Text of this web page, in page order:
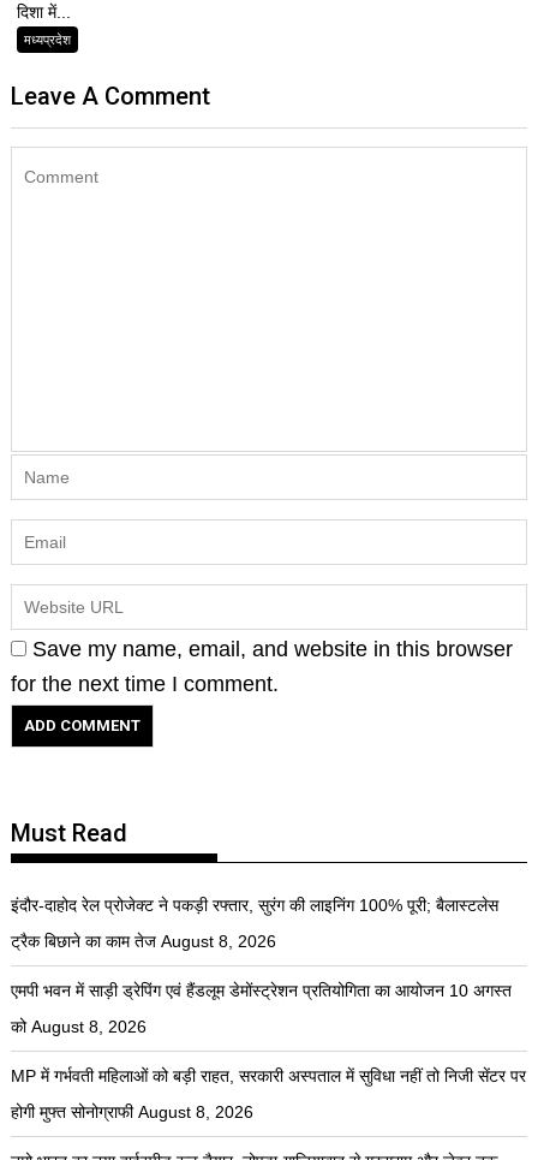
दिशा में...
मध्यप्रदेश
Leave A Comment
Save my name, email, and website in this browser
for the next time I comment.
Must Read
इंदौर-दाहोद रेल प्रोजेक्ट ने पकड़ी रफ्तार, सुरंग की लाइनिंग 100% पूरी; बैलास्टलेस
ट्रैक बिछाने का काम तेज August 8, 2026
एमपी भवन में साड़ी ड्रेपिंग एवं हैंडलूम डेमोंस्ट्रेशन प्रतियोगिता का आयोजन 10 अगस्त
को August 8, 2026
MP में गर्भवती महिलाओं को बड़ी राहत, सरकारी अस्पताल में सुविधा नहीं तो निजी सेंटर पर
होगी मुफ्त सोनोग्राफी August 8, 2026